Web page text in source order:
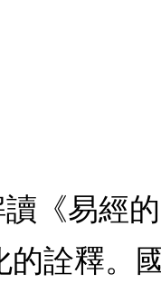
《易經
詮釋。